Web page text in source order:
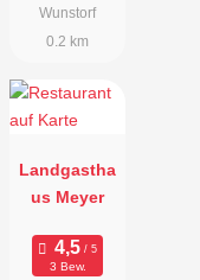
Wunstorf
0.2 km
Landgastha
us Meyer
3 Bew.